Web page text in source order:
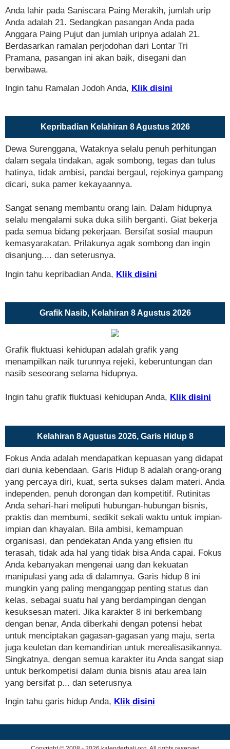
Anda lahir pada Saniscara Paing Merakih, jumlah urip
Anda adalah 21. Sedangkan pasangan Anda pada
Anggara Paing Pujut dan jumlah uripnya adalah 21.
Berdasarkan ramalan perjodohan dari Lontar Tri
Pramana, pasangan ini akan baik, disegani dan
berwibawa.
Ingin tahu Ramalan Jodoh Anda, Klik disini
Kepribadian Kelahiran 8 Agustus 2026
Dewa Surenggana, Wataknya selalu penuh perhitungan
dalam segala tindakan, agak sombong, tegas dan tulus
hatinya, tidak ambisi, pandai bergaul, rejekinya gampang
dicari, suka pamer kekayaannya.
Sangat senang membantu orang lain. Dalam hidupnya
selalu mengalami suka duka silih berganti. Giat bekerja
pada semua bidang pekerjaan. Bersifat sosial maupun
kemasyarakatan. Prilakunya agak sombong dan ingin
disanjung.... dan seterusnya.
Ingin tahu kepribadian Anda, Klik disini
Grafik Nasib, Kelahiran 8 Agustus 2026
Grafik fluktuasi kehidupan adalah grafik yang
menampilkan naik turunnya rejeki, keberuntungan dan
nasib seseorang selama hidupnya.
Ingin tahu grafik fluktuasi kehidupan Anda, Klik disini
Kelahiran 8 Agustus 2026, Garis Hidup 8
Fokus Anda adalah mendapatkan kepuasan yang didapat
dari dunia kebendaan. Garis Hidup 8 adalah orang-orang
yang percaya diri, kuat, serta sukses dalam materi. Anda
independen, penuh dorongan dan kompetitif. Rutinitas
Anda sehari-hari meliputi hubungan-hubungan bisnis,
praktis dan membumi, sedikit sekali waktu untuk impian-
impian dan khayalan. Bila ambisi, kemampuan
organisasi, dan pendekatan Anda yang efisien itu
terasah, tidak ada hal yang tidak bisa Anda capai. Fokus
Anda kebanyakan mengenai uang dan kekuatan
manipulasi yang ada di dalamnya. Garis hidup 8 ini
mungkin yang paling menganggap penting status dan
kelas, sebagai suatu hal yang berdampingan dengan
kesuksesan materi. Jika karakter 8 ini berkembang
dengan benar, Anda diberkahi dengan potensi hebat
untuk menciptakan gagasan-gagasan yang maju, serta
juga keuletan dan kemandirian untuk merealisasikannya.
Singkatnya, dengan semua karakter itu Anda sangat siap
untuk berkompetisi dalam dunia bisnis atau area lain
yang bersifat p... dan seterusnya
Ingin tahu garis hidup Anda, Klik disini